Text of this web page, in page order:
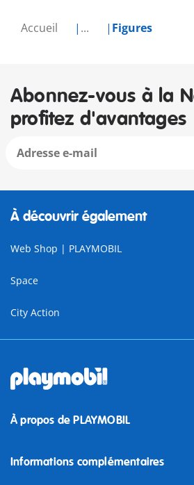
Accueil ... Figures
Abonnez-vous à la
profitez d'avantages
À découvrir également
Web Shop | PLAYMOBIL
Space
City Action
À propos de PLAYMOBIL
Informations complémentaires